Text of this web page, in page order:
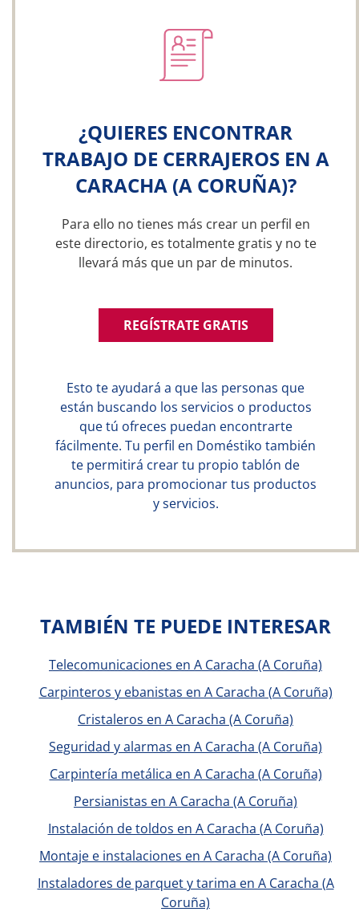
¿QUIERES ENCONTRAR
TRABAJO DE CERRAJEROS EN A
CARACHA (A CORUÑA)?
Para ello no tienes más crear un perfil en
este directorio, es totalmente gratis y no te
llevará más que un par de minutos.
REGÍSTRATE GRATIS
Esto te ayudará a que las personas que
están buscando los servicios o productos
que tú ofreces puedan encontrarte
fácilmente. Tu perfil en Doméstiko también
te permitirá crear tu propio tablón de
anuncios, para promocionar tus productos
y servicios.
TAMBIÉN TE PUEDE INTERESAR
Telecomunicaciones en A Caracha (A Coruña)
Carpinteros y ebanistas en A Caracha (A Coruña)
Cristaleros en A Caracha (A Coruña)
Seguridad y alarmas en A Caracha (A Coruña)
Carpintería metálica en A Caracha (A Coruña)
Persianistas en A Caracha (A Coruña)
Instalación de toldos en A Caracha (A Coruña)
Montaje e instalaciones en A Caracha (A Coruña)
Instaladores de parquet y tarima en A Caracha (A
Coruña)